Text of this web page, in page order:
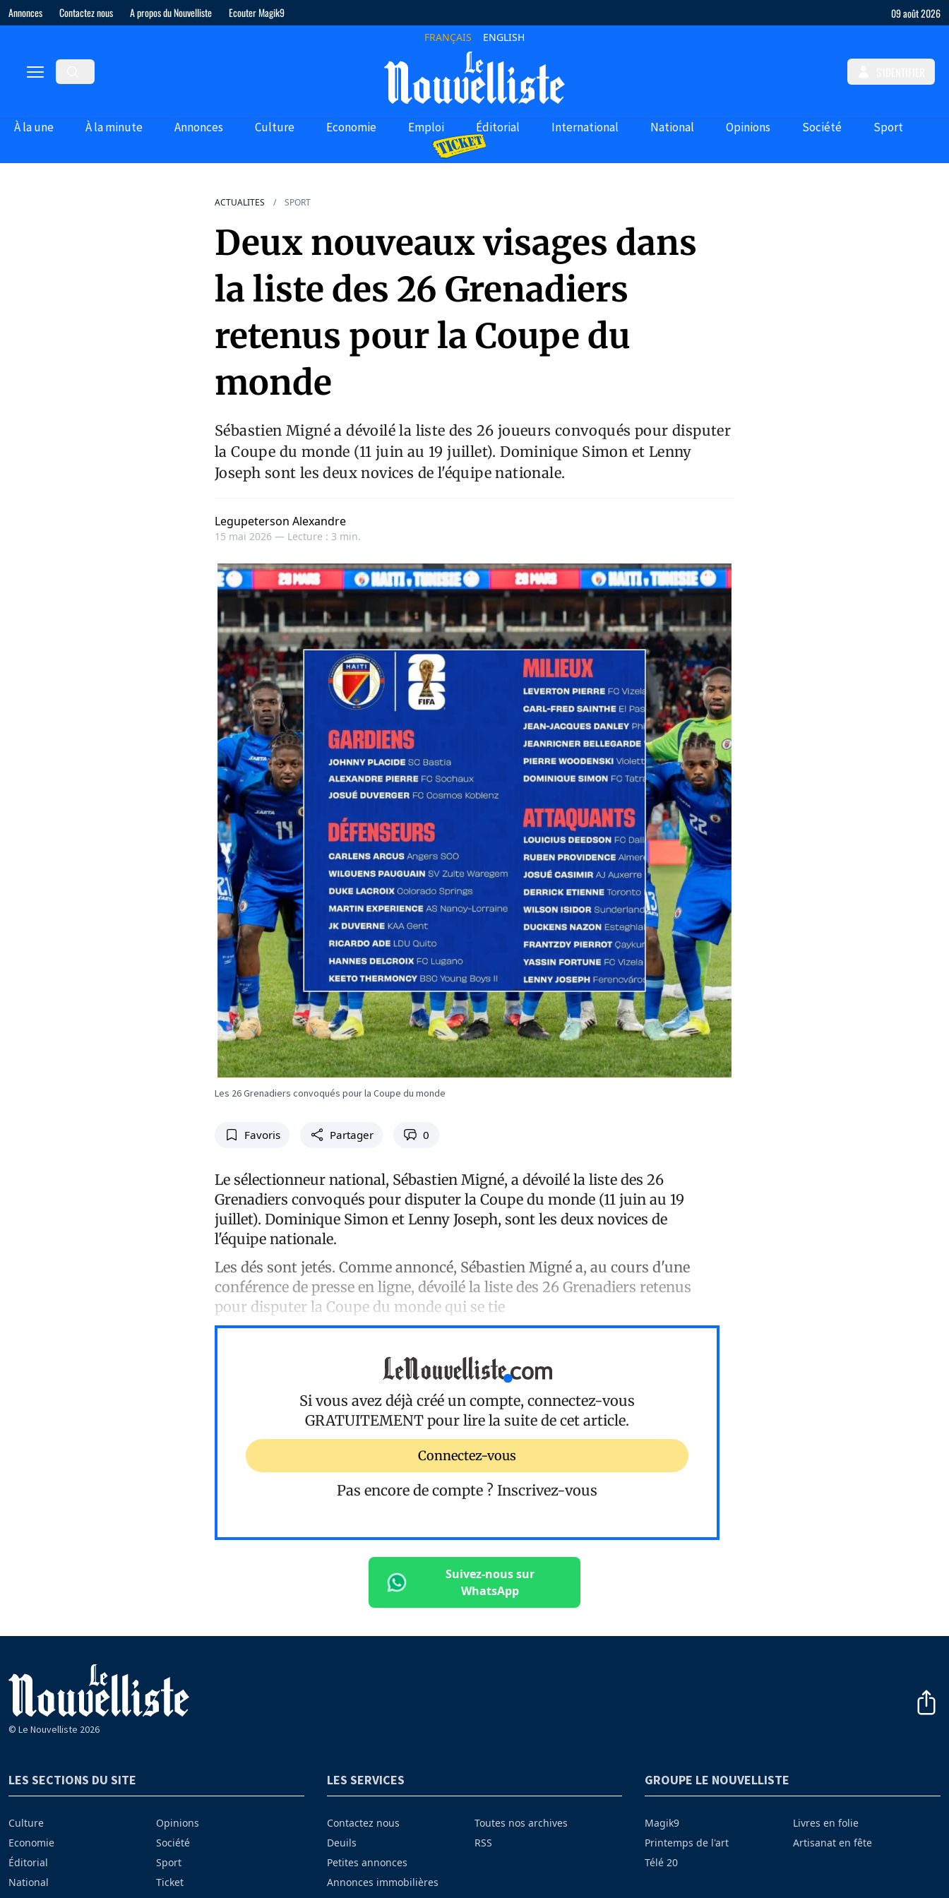
Annonces Contactez nous A propos du Nouvelliste Ecouter Magik9 09 août 2026
FRANÇAIS ENGLISH
À la une À la minute Annonces Culture Economie Emploi Éditorial International National Opinions Société Sport
ACTUALITES SPORT
Deux nouveaux visages dans
la liste des 26 Grenadiers
retenus pour la Coupe du
monde
Sébastien Migné a dévoilé la liste des 26 joueurs convoqués pour disputer
la Coupe du monde (11 juin au 19 juillet). Dominique Simon et Lenny
Joseph sont les deux novices de l'équipe nationale.
Legupeterson Alexandre
15 mai 2026 — Lecture : 3 min.
Les 26 Grenadiers convoqués pour la Coupe du monde
Favoris Partager 0
Le sélectionneur national, Sébastien Migné, a dévoilé la liste des 26
Grenadiers convoqués pour disputer la Coupe du monde (11 juin au 19
juillet). Dominique Simon et Lenny Joseph, sont les deux novices de
l'équipe nationale.
Les dés sont jetés. Comme annoncé, Sébastien Migné a, au cours d'une
conférence de presse en ligne, dévoilé la liste des 26 Grenadiers retenus
pour disputer la Coupe du monde qui se tie
Si vous avez déjà créé un compte, connectez-vous
GRATUITEMENT pour lire la suite de cet article.
Connectez-vous
Pas encore de compte ? Inscrivez-vous
Suivez-nous sur
WhatsApp
© Le Nouvelliste 2026
LES SECTIONS DU SITE
Culture
Economie
Éditorial
National
Opinions
Société
Sport
Ticket
LES SERVICES
Contactez nous
Deuils
Petites annonces
Annonces immobilières
Toutes nos archives
RSS
GROUPE LE NOUVELLISTE
Magik9
Printemps de l'art
Télé 20
Livres en folie
Artisanat en fête